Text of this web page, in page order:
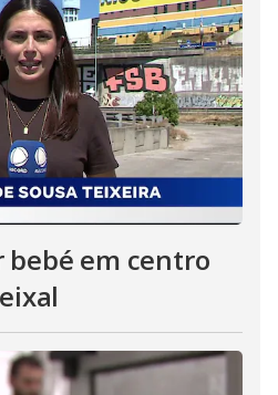
em centro